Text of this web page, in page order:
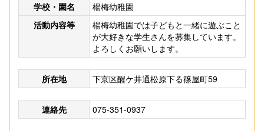
学校・園名
楊梅幼稚園
活動内容等
楊梅幼稚園では子どもと一緒に遊ぶこと
が大好きな学生さんを募集しています。
よろしくお願いします。
所在地 下京区醒ケ井通松原下る篠屋町59
連絡先 075-351-0937